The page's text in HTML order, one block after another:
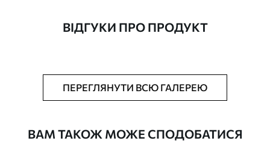
Додатково Можна додати лакове покриття.
ВІДГУКИ ПРО ПРОДУКТ
ПЕРЕГЛЯНУТИ ВСЮ ГАЛЕРЕЮ
ВАМ ТАКОЖ МОЖЕ СПОДОБАТИСЯ